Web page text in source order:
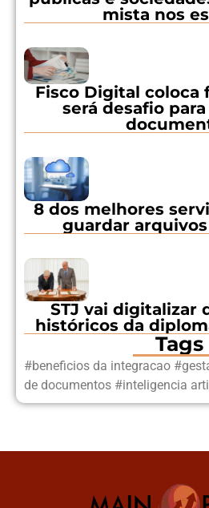
mista nos
Fisco Digital coloca
será desafio
8 dos melhores
guardar
STJ vai digitalizar
históricos da
Tags
#beneficios da integracao #
de documentos #inteligencia